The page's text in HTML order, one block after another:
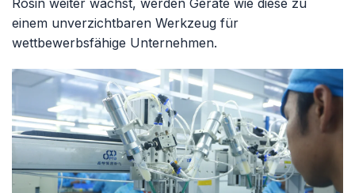
einem unverzichtbaren Werkzeug für
wettbewerbsfähige Unternehmen.